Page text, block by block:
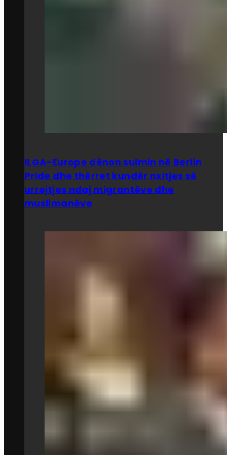
ILGA-Europe dënon sulmin në Berlin
Pride dhe thërret kundër nxitjes së
urrejtjes ndaj migrantëve dhe
muslimanëve